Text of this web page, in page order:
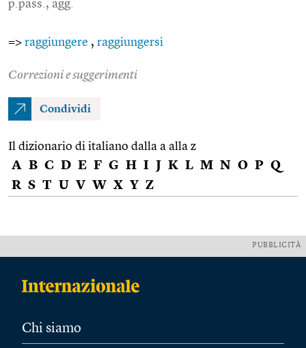
p.pass., agg.
=> raggiungere , raggiungersi
Correzioni e suggerimenti
Condividi
Il dizionario di italiano dalla a alla z
A B C D E F G H I J K L M N O P Q
R S T U V W X Y Z
PUBBLICITÀ
Chi siamo